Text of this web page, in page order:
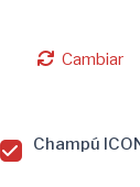
Cambiar
Champú